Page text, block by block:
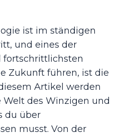
ist im ständigen
und eines der
fortschrittlichsten
Zukunft führen, ist die
Artikel werden
des Winzigen und
du über
musst. Von der